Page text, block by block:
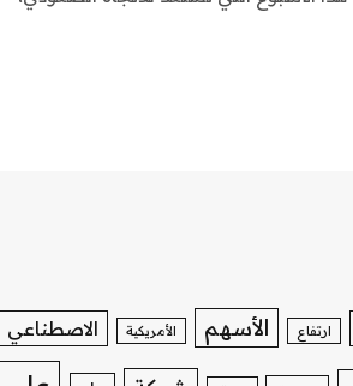
ارتفاع الأسهم الأمريكية الاصطناعي